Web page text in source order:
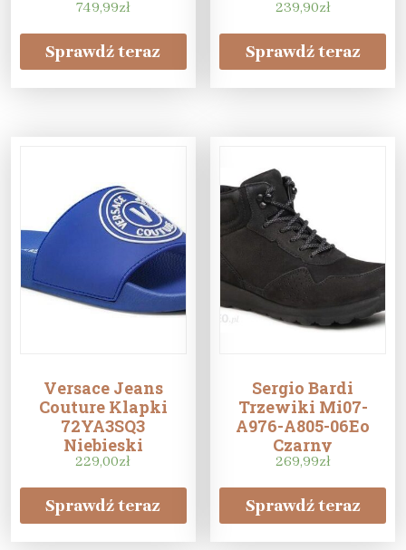
749,99zł
Sprawdź teraz
239,90zł
Sprawdź teraz
Versace Jeans
Couture Klapki
72YA3SQ3
Niebieski
229,00zł
Sprawdź teraz
Sergio Bardi
Trzewiki Mi07-
A976-A805-06Eo
Czarny
269,99zł
Sprawdź teraz